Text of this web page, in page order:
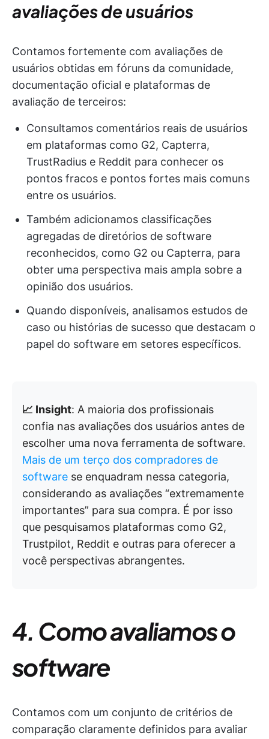
avaliações de usuários
Contamos fortemente com avaliações de
usuários obtidas em fóruns da comunidade,
documentação oficial e plataformas de
avaliação de terceiros:
Consultamos comentários reais de usuários
em plataformas como G2, Capterra,
TrustRadius e Reddit para conhecer os
pontos fracos e pontos fortes mais comuns
entre os usuários.
Também adicionamos classificações
agregadas de diretórios de software
reconhecidos, como G2 ou Capterra, para
obter uma perspectiva mais ampla sobre a
opinião dos usuários.
Quando disponíveis, analisamos estudos de
caso ou histórias de sucesso que destacam o
papel do software em setores específicos.
📈 Insight: A maioria dos profissionais
confia nas avaliações dos usuários antes de
escolher uma nova ferramenta de software.
Mais de um terço dos compradores de
software se enquadram nessa categoria,
considerando as avaliações “extremamente
importantes” para sua compra. É por isso
que pesquisamos plataformas como G2,
Trustpilot, Reddit e outras para oferecer a
você perspectivas abrangentes.
4. Como avaliamos o
software
Contamos com um conjunto de critérios de
comparação claramente definidos para avaliar